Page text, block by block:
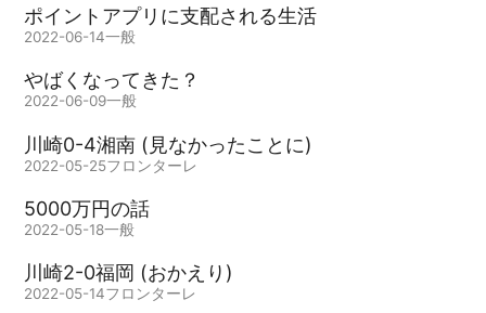
ポイントアプリに支配される生活
2022-06-14一般
やばくなってきた？
2022-06-09一般
川崎0-4湘南 (見なかったことに)
2022-05-25フロンターレ
5000万円の話
2022-05-18一般
川崎2-0福岡 (おかえり)
2022-05-14フロンターレ